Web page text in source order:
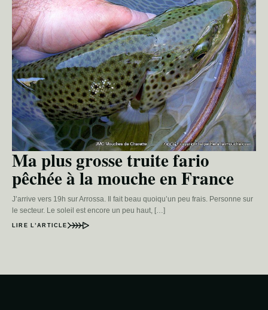
Ma plus grosse truite fario
pêchée à la mouche en France
J’arrive vers 19h sur Arrossa. Il fait beau quoiqu’un peu frais. Personne sur
le secteur. Le soleil est encore un peu haut, […]
LIRE L’ARTICLE